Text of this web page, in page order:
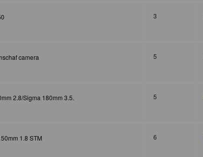
3
camera 5
2.8/Sigma 180mm 3.5. 5
1.8 STM 6